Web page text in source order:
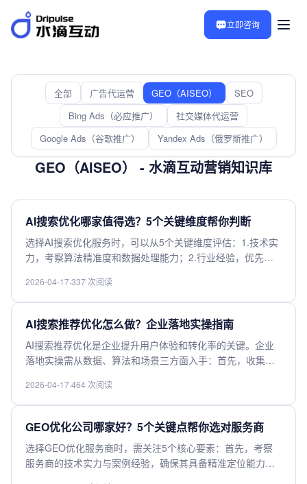
立即咨询
全部 广告代运营 GEO（AISEO）
SEO
Bing Ads（必应推广）
社交媒体代运营
Google Ads（谷歌推广）
Yandex Ads（俄罗斯推广）
GEO（AISEO） - 水滴互动营销知识库
AI搜索优化哪家值得选？5个关键维度帮你判断
选择AI搜索优化服务时，可以从5个关键维度评估：1.技术实
力，考察算法精准度和数据处理能力；2.行业经验，优先选
非单纯低价；4.服务响应，确保问题能及时解决；5.数据安
全，确认符合隐私保护标准。建议先试用再决策，重点关注
实际效果而非宣传噱头，综合评估后选择最适合自身需求的
AI搜索优化方案。
2026-04-17·337 次阅读
AI搜索推荐优化怎么做？企业落地实操指南
AI搜索推荐优化是企业提升用户体验和转化率的关键。企业
落地实操需从数据、算法和场景三方面入手：首先，收集用
（如协同过滤、深度学习），持续优化模型；最后，结合业
务场景（如电商、内容平台）设计推荐策略，通过A/B测试验
证效果。同时，需关注数据隐私和系统性能，确保推荐结果
实时、个性化。定期评估指标（点击率、转化率）并迭代优
化，才能实现AI推荐的价值最大化。
2026-04-17·464 次阅读
GEO优化公司哪家好？5个关键点帮你选对服务商
选择GEO优化服务商时，需关注5个核心要素：首先，考察
服务商的技术实力与案例经验，确保其具备精准定位能力；